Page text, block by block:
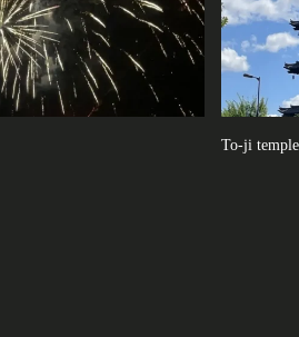
To-ji temple